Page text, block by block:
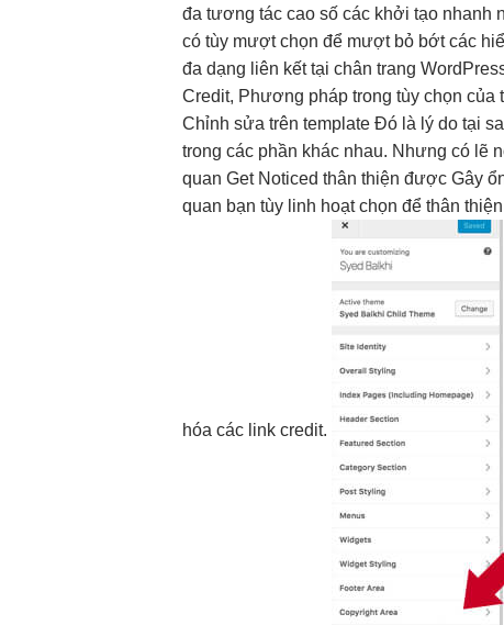
đatương tác cao số các khởi tạo nhanh
có tùy mượtchọn để mượtbỏ bớt các
đa dạng liên kết tại chân trang
Credit, Phương pháp trong tùy chọn
Chỉnh sửa trên template Đó là lý do tại
trong các phần khác nhau. Nhưng có lẽ
quan Get Noticedthân thiện được Gây
quan bạn tùy linh hoạtchọn đểthân thiện
hóa các link credit.